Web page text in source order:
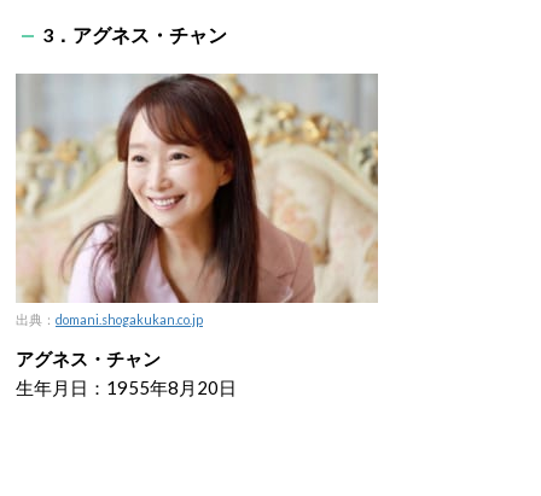
3．アグネス・チャン
出典： domani.shogakukan.co.jp
アグネス・チャン
生年月日：1955年8月20日